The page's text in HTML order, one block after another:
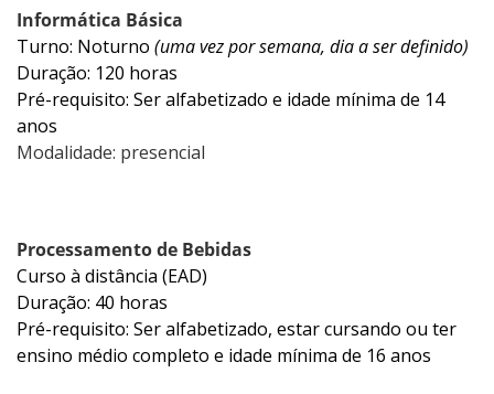
Informática Básica
Turno: Noturno (uma vez por semana, dia a ser definido)
Duração: 120 horas
Pré-requisito: Ser alfabetizado e idade mínima de 14
anos
Modalidade: presencial
Processamento de Bebidas
Curso à distância (EAD)
Duração: 40 horas
Pré-requisito: Ser alfabetizado, estar cursando ou ter
ensino médio completo e idade mínima de 16 anos